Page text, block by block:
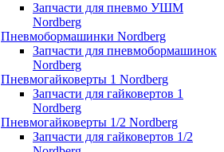
Запчасти для пневмо УШМ
Nordberg
Пневмобормашинки Nordberg
Запчасти для пневмобормашинок
Nordberg
Пневмогайковерты 1 Nordberg
Запчасти для гайковертов 1
Nordberg
Пневмогайковерты 1/2 Nordberg
Запчасти для гайковертов 1/2